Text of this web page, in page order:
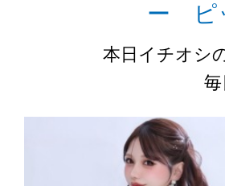
ー ピ
本日イチオシ